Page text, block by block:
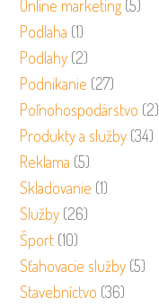
Online marketing (5)
Podlaha (1)
Podlahy (2)
Podnikanie (27)
Poľnohospodárstvo (2)
Produkty a služby (34)
Reklama (5)
Skladovanie (1)
Služby (26)
Šport (10)
Sťahovacie služby (5)
Stavebníctvo (36)